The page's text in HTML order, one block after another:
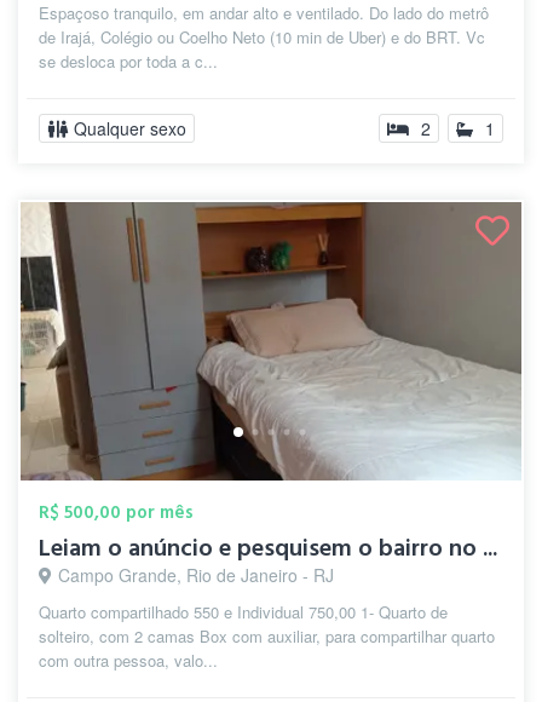
Espaçoso tranquilo, em andar alto e ventilado. Do lado do metrô
de Irajá, Colégio ou Coelho Neto (10 min de Uber) e do BRT. Vc
se desloca por toda a c...
Qualquer sexo 2 1
R$ 500,00 por mês
Leiam o anúncio e pesquisem o bairro no ...
Campo Grande, Rio de Janeiro - RJ
Quarto compartilhado 550 e Individual 750,00 1- Quarto de
solteiro, com 2 camas Box com auxiliar, para compartilhar quarto
com outra pessoa, valo...